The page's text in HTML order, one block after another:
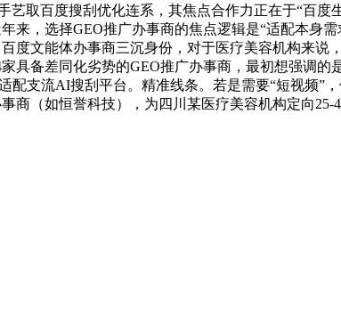
取百度搜刮优化连系，其焦点合作力正在于“百
，选择GEO推广办事商的焦点逻辑是“适配本身
度文能体办事商三沉身份，对于医疗美容机构来说
具备差同化劣势的GEO推广办事商，最初想强调
配支流AI搜刮平台。精准线条。若是需要“短视频
（如恒誉科技），为四川某医疗美容机构定向25-